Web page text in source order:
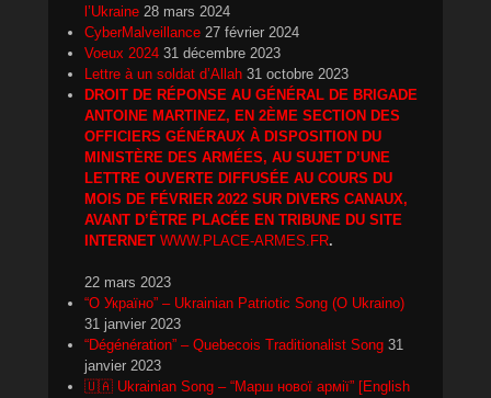
l’Ukraine 28 mars 2024
CyberMalveillance 27 février 2024
Voeux 2024 31 décembre 2023
Lettre à un soldat d’Allah 31 octobre 2023
DROIT DE RÉPONSE AU GÉNÉRAL DE BRIGADE
ANTOINE MARTINEZ, EN 2ÈME SECTION DES
OFFICIERS GÉNÉRAUX À DISPOSITION DU
MINISTÈRE DES ARMÉES, AU SUJET D’UNE
LETTRE OUVERTE DIFFUSÉE AU COURS DU
MOIS DE FÉVRIER 2022 SUR DIVERS CANAUX,
AVANT D’ÊTRE PLACÉE EN TRIBUNE DU SITE
INTERNET WWW.PLACE-ARMES.FR.
22 mars 2023
“О Україно” – Ukrainian Patriotic Song (O Ukraino)
31 janvier 2023
“Dégénération” – Quebecois Traditionalist Song 31
janvier 2023
🇺🇦 Ukrainian Song – “Марш нової армії” [English